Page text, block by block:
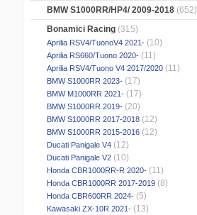
BMW S1000RR/HP4/ 2009-2018 (652)
Bonamici Racing (315)
Aprilia RSV4/TuonoV4 2021- (10)
Aprilia RS660/Tuono 2020- (11)
Aprilia RSV4/Tuono V4 2017/2020 (11)
BMW S1000RR 2023- (17)
BMW M1000RR 2021- (17)
BMW S1000RR 2019- (20)
BMW S1000RR 2017-2018 (12)
BMW S1000RR 2015-2016 (12)
Ducati Panigale V4 (12)
Ducati Panigale V2 (10)
Honda CBR1000RR-R 2020- (11)
Honda CBR1000RR 2017-2019 (8)
Honda CBR600RR 2024- (5)
Kawasaki ZX-10R 2021- (13)